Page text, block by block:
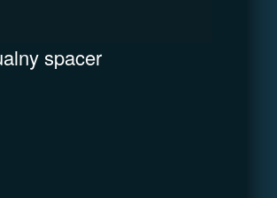
spacer